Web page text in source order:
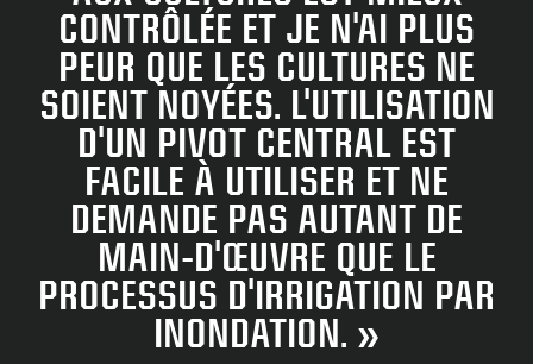
CONTRÔLÉE ET JE N'AI PLUS
PEUR QUE LES CULTURES NE
SOIENT NOYÉES. L'UTILISATION
D'UN PIVOT CENTRAL EST
FACILE À UTILISER ET NE
DEMANDE PAS AUTANT DE
MAIN-D'ŒUVRE QUE LE
PROCESSUS D'IRRIGATION PAR
INONDATION. »